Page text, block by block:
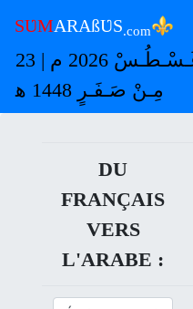
SƲMARAßƲS.com⚜
ٱلـسَّـبْـتُ 8 مِـنْ آبٍ-أُغُـسْـطُـسْ 2026 م | 23
مِـنْ صَـفَـرٍ 1448 ﻫ
DU
FRANÇAIS
VERS
L'ARABE :